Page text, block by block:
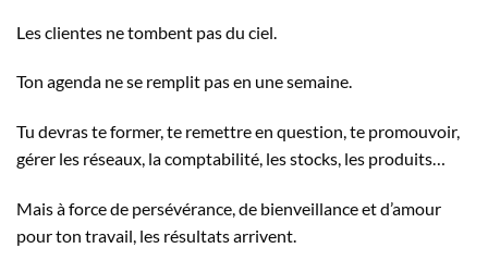
Les clientes ne tombent pas du ciel.
Ton agenda ne se remplit pas en une semaine.
Tu devras te former, te remettre en question, te promouvoir,
gérer les réseaux, la comptabilité, les stocks, les produits…
Mais à force de persévérance, de bienveillance et d’amour
pour ton travail, les résultats arrivent.